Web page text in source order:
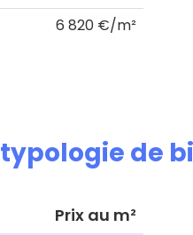
6 820 €/m²
typologie de
Prix au m²